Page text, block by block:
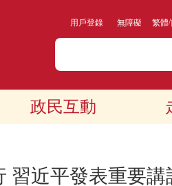
用戶登錄 無障礙 繁體/
政民互動
習近平發表重要